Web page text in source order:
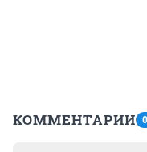
КОММЕНТАРИИ 0